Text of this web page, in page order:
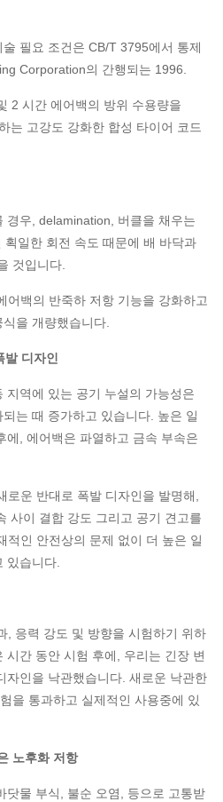
필요 조건은 CB/T 3795에서 통제
Corporation의 간행되는 1996.
2 시간 에어백의 방위 수용량을
는 고강도 강화한 합성 타이어 코드
경우, delamination, 버클을 채우는
일한 회전 속도 때문에 배 바닥과
것입니다.
어백의 반죽하 저항 기능을 강화하고
을 개량했습니다.
디자인
지역에 있는 공기 누설의 가능성은
는 때 증가하고 있습니다. 높은 일
에, 에어백은 파열하고 금속 부속은
운 반대로 폭발 디자인을 발명해,
사이 결합 강도 그리고 공기 견고를
적인 안전상의 문제 없이 더 높은 일
있습니다.
, 응력 강도 및 방향을 시험하기 위하
시간 동안 시험 후에, 우리는 긴장 변
자인을 낙관했습니다. 새로운 낙관한
을 통과하고 실제적인 사용중에 있
노후화 저항
닷물 부식, 불순 오염, 등으로 고통받